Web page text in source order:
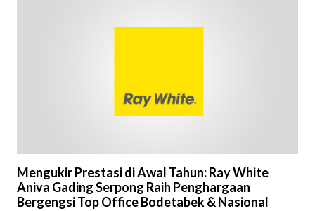
Mengukir Prestasi di Awal Tahun: Ray White
Aniva Gading Serpong Raih Penghargaan
Bergengsi Top Office Bodetabek & Nasional